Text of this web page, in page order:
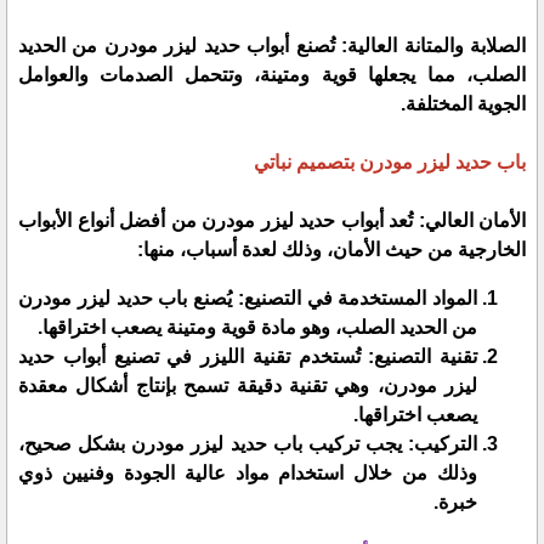
الصلابة والمتانة العالية: تُصنع أبواب حديد ليزر مودرن من الحديد
الصلب، مما يجعلها قوية ومتينة، وتتحمل الصدمات والعوامل
الجوية المختلفة.
باب حديد ليزر مودرن بتصميم نباتي
الأمان العالي: تُعد أبواب حديد ليزر مودرن من أفضل أنواع الأبواب
الخارجية من حيث الأمان، وذلك لعدة أسباب، منها:
المواد المستخدمة في التصنيع: يُصنع باب حديد ليزر مودرن
من الحديد الصلب، وهو مادة قوية ومتينة يصعب اختراقها.
تقنية التصنيع: تُستخدم تقنية الليزر في تصنيع أبواب حديد
ليزر مودرن، وهي تقنية دقيقة تسمح بإنتاج أشكال معقدة
يصعب اختراقها.
التركيب: يجب تركيب باب حديد ليزر مودرن بشكل صحيح،
وذلك من خلال استخدام مواد عالية الجودة وفنيين ذوي
خبرة.